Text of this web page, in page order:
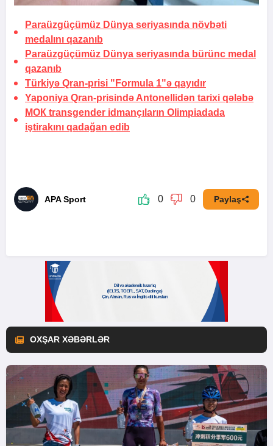
Paraüzgüçümüz Dünya seriyasında növbəti
medalını qazanıb
Paraüzgüçümüz Dünya seriyasında bürünc medal
qazanıb
Türkiyə Qran-prisi "Formula 1"ə qayıdır
Yaponiya Qran-prisində Antonellidən tarixi qələbə
МОК transgender idmançıların Olimpiadada
iştirakını qadağan edib
APA Sport 0 0 Paylaş
OXŞAR XƏBƏRLƏR